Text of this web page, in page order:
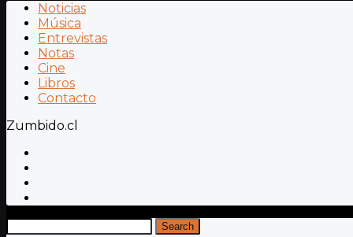
Noticias
Música
Entrevistas
Notas
Cine
Libros
Contacto
Zumbido.cl
Search